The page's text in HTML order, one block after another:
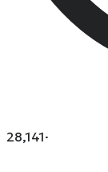
28,141·